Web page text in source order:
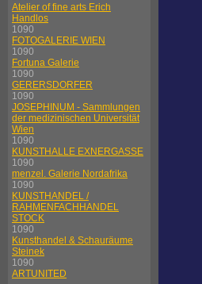
Atelier of fine arts Erich
Handlos
1090
FOTOGALERIE WIEN
1090
Fortuna Galerie
1090
GERERSDORFER
1090
JOSEPHINUM - Sammlungen
der medizinischen Universität
Wien
1090
KUNSTHALLE EXNERGASSE
1090
menzel. Galerie Nordafrika
1090
KUNSTHANDEL /
RAHMENFACHHANDEL
STOCK
1090
Kunsthandel & Schauräume
Steinek
1090
ARTUNITED